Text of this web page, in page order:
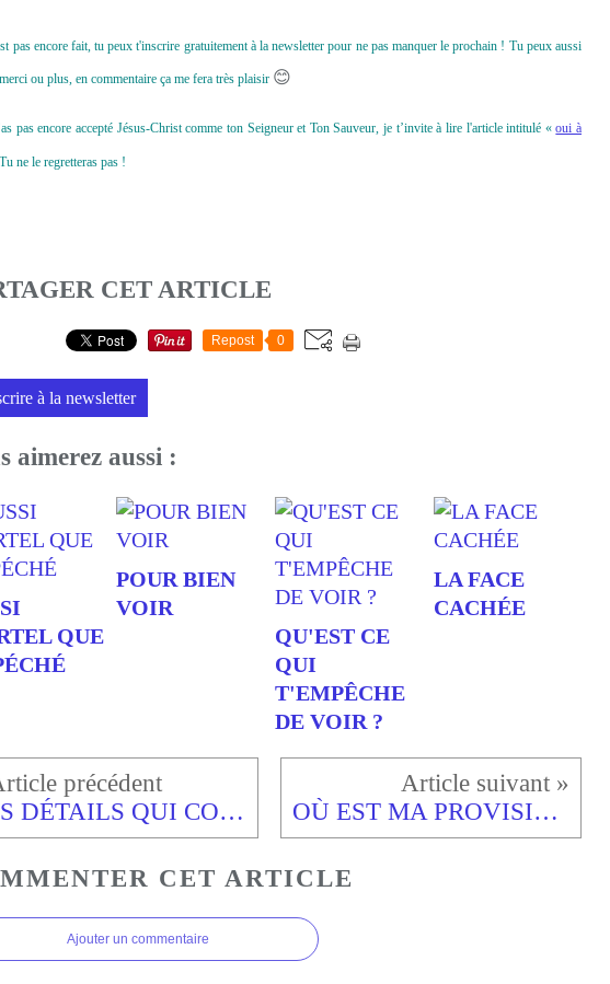
pas encore fait, tu peux t'inscrire gratuitement à la newsletter pour ne pas manquer le prochain ! Tu peux aussi
ou plus, en commentaire ça me fera très plaisir 😊
pas encore accepté Jésus-Christ comme ton Seigneur et Ton Sauveur, je t’invite à lire l'article intitulé «oui à
ne le regretteras pas !
CET ARTICLE
Repost 0
à la newsletter
aimerez aussi :
QUE
POUR BIEN
VOIR
QU'EST CE
QUI
T'EMPÊCHE
DE VOIR ?
LA FACE
CACHÉE
LES DÉTAILS QUI COMPTENT : UN DÉTAIL QUI HONORE OÙ EST MA PROVISION ?
CET ARTICLE
Ajouter un commentaire